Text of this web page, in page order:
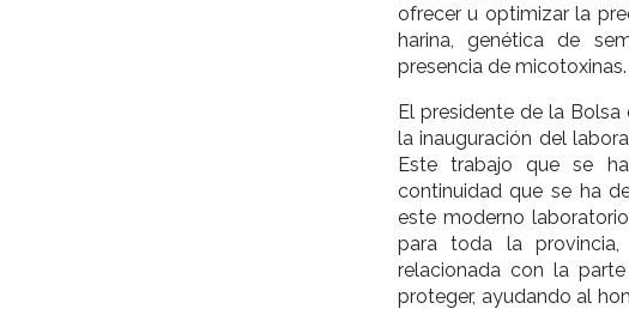
ofrecer u optimizar la
harina, genética de
presencia de micotoxinas.
El presidente de la Bolsa
la inauguración del
Este trabajo que se
continuidad que se ha
este moderno
para toda la
relacionada con la
proteger, ayudando al